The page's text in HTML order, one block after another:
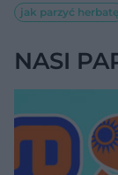
jak parzyć herbatę
NASI